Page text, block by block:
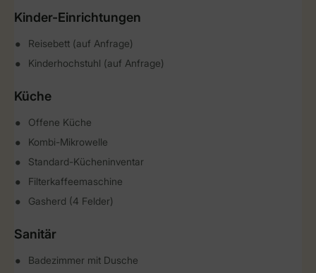
Kinder-Einrichtungen
Reisebett (auf Anfrage)
Kinderhochstuhl (auf Anfrage)
Küche
Offene Küche
Kombi-Mikrowelle
Standard-Kücheninventar
Filterkaffeemaschine
Gasherd (4 Felder)
Sanitär
Badezimmer mit Dusche